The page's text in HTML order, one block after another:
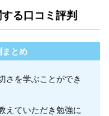
る口コミ評判
まとめ
さを学ぶことができ
えていただき勉強に